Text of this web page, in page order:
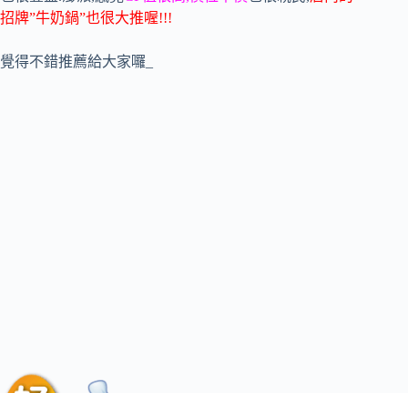
招牌”牛奶鍋”也很大推喔!!!
覺得不錯推薦給大家囉_